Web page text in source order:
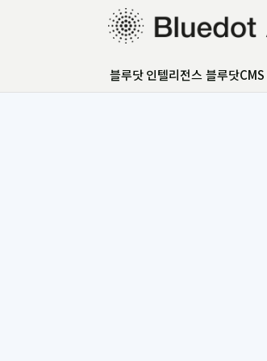
블루닷 인텔리전스
블루닷CMS
블루닷 인텔리전스 블루닷CMS